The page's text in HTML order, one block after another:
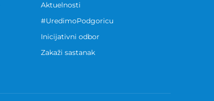
Aktuelnosti
#UredimoPodgoricu
Inicijativni odbor
Zakaži sastanak